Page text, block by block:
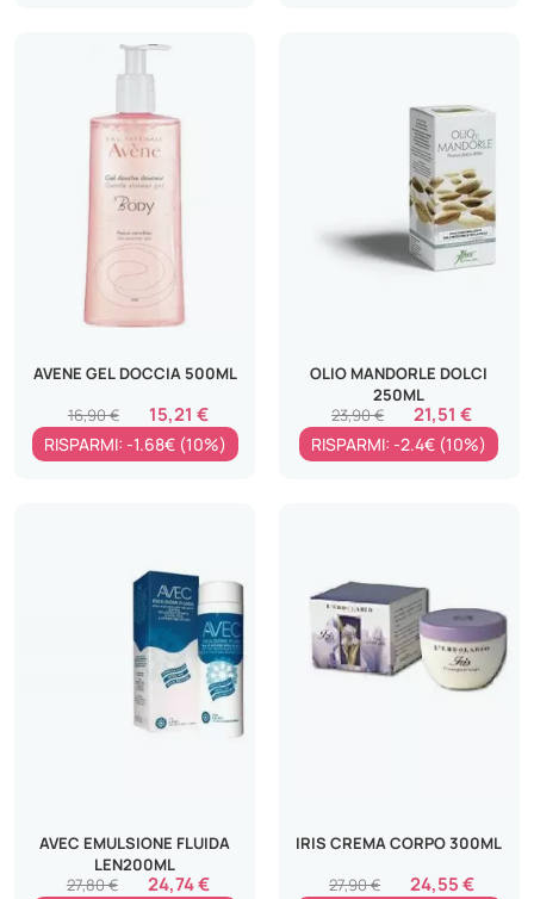
AVENE GEL DOCCIA 500ML
15,21 €
16,90 €
RISPARMI: -1.68€ (10%)
OLIO MANDORLE DOLCI
250ML
21,51 €
23,90 €
RISPARMI: -2.4€ (10%)
AVEC EMULSIONE FLUIDA
LEN200ML
24,74 €
27,80 €
IRIS CREMA CORPO 300ML
24,55 €
27,90 €